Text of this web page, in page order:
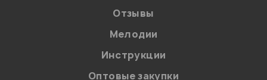
на обработку персональных данных в
Политикой в отношении обработки
персональных данных.
Отзывы
Мелодии
Инструкции
Оптовые закупки